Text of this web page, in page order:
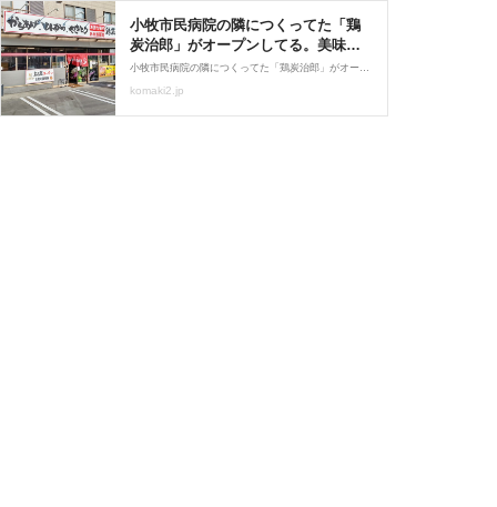
小牧市民病院の隣につくってた「鶏
炭治郎」がオープンしてる。美味し
い焼き鳥を購入！ : 小牧つーしん
小牧市民病院の隣につくってた「鶏炭治郎」がオープンしていました。 昨日9月28日(火)がオープン日です。 店内に入るとすぐにレジがあるので、そこでメニューを見て注文します。 そのままお会計をして番号札をもらって、できあがると番号を呼んでもらえるので商品を受け
komaki2.jp